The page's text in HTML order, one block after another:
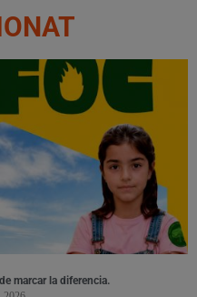
marcar la diferencia.